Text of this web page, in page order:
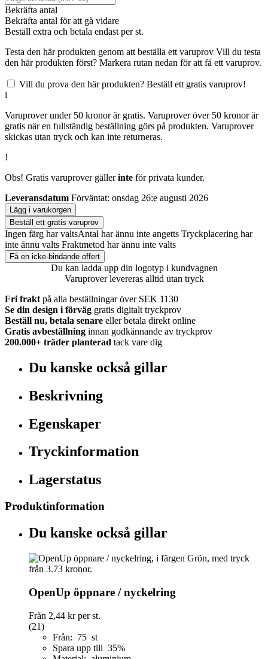
Bekräfta antal
Bekräfta antal för att gå vidare
Beställ extra och betala endast per st.
Testa den här produkten genom att beställa ett varuprov Vill du testa
den här produkten först? Markera rutan nedan för att få ett varuprov.
Vill du prova den här produkten? Beställ ett gratis varuprov!
i
Varuprover under 50 kronor är gratis. Varuprover över 50 kronor är
gratis när en fullständig beställning görs på produkten. Varuprover
skickas utan tryck och kan inte returneras.
!
Obs! Gratis varuprover gällerinte för privata kunder.
Leveransdatum Förväntat: onsdag 26:e augusti 2026
Lägg i varukorgen
Beställ ett gratis varuprov
Ingen färg har valtsAntal har ännu inte angetts Tryckplacering har
inte ännu valts Fraktmetod har ännu inte valts
Få en icke-bindande offert
Du kan ladda upp din logotyp i kundvagnen
Varuprover levereras alltid utan tryck
Fri frakt på alla beställningar över SEK 1130
Se din design i förväg gratis digitalt tryckprov
Beställ nu, betala senare eller betala direkt online
Gratis avbeställning innan godkännande av tryckprov
200.000+ träder planterad tack vare dig
Du kanske också gillar
Beskrivning
Egenskaper
Tryckinformation
Lagerstatus
Produktinformation
Du kanske också gillar
OpenUp öppnare / nyckelring
Från 2,44 krper st.
(21)
Från: 75 st
Spara upp till 35%